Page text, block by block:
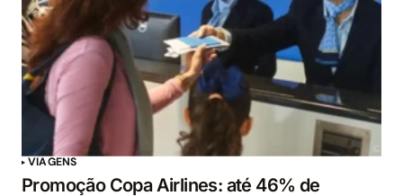
VIAGENS
Promoção Copa Airlines: até 46% de